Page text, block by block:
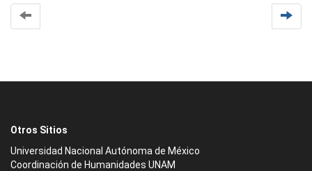
Otros Sitios
Universidad Nacional Autónoma de México
Coordinación de Humanidades UNAM